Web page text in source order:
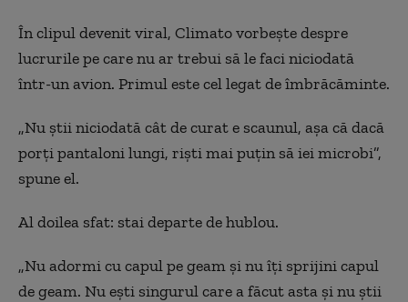
În clipul devenit viral, Climato vorbește despre
lucrurile pe care nu ar trebui să le faci niciodată
într-un avion. Primul este cel legat de îmbrăcăminte.
„Nu știi niciodată cât de curat e scaunul, așa că dacă
porți pantaloni lungi, riști mai puțin să iei microbi”,
spune el.
Al doilea sfat: stai departe de hublou.
„Nu adormi cu capul pe geam și nu îți sprijini capul
de geam. Nu ești singurul care a făcut asta și nu știi